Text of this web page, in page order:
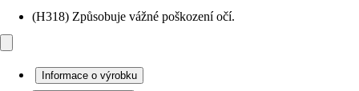
(H318) Způsobuje vážné poškození očí.
Informace o výrobku